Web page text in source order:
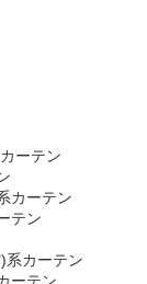
ーテン
カーテン
テン
系カーテン